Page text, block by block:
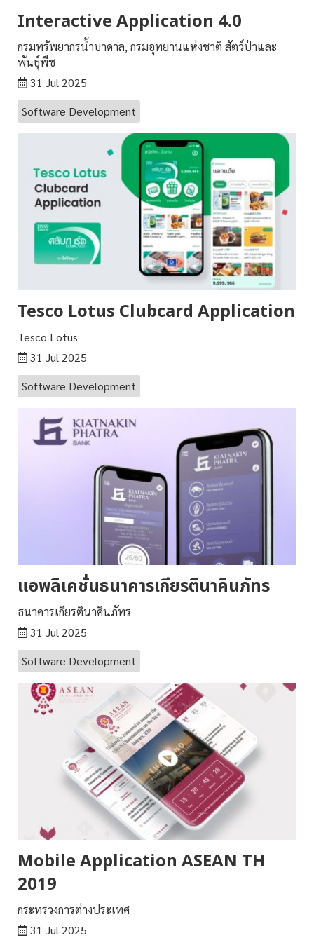
Interactive Application 4.0
กรมทรัพยากรน้ำบาดาล, กรมอุทยานแห่งชาติ สัตว์ป่าและ
พันธุ์พืช
31 Jul 2025
Software Development
Tesco Lotus Clubcard Application
Tesco Lotus
31 Jul 2025
Software Development
แอพลิเคชั่นธนาคารเกียรตินาคินภัทร
ธนาคารเกียรตินาคินภัทร
31 Jul 2025
Software Development
Mobile Application ASEAN TH
2019
กระทรวงการต่างประเทศ
31 Jul 2025